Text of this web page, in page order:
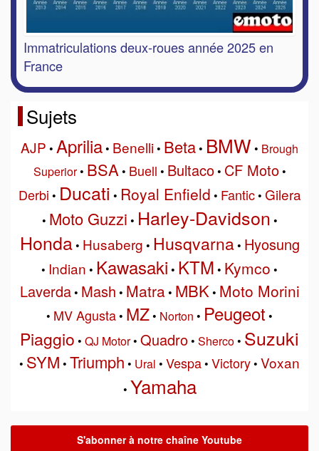
Immatriculations deux-roues année 2025 en
France
Sujets
AJP • Aprilia• Benelli• Beta• BMW • Brough
Superior• BSA• Buell • Bultaco• CF Moto•
Derbi • Ducati • Royal Enfield • Fantic• Gilera
• Moto Guzzi • Harley-Davidson •
Honda• Husaberg • Husqvarna• Hyosung
• Indian • Kawasaki • KTM • Kymco •
Laverda• Mash • Matra• MBK• Moto Morini
• MV Agusta• MZ• Norton • Peugeot •
Piaggio • QJ Motor• Quadro• Sherco• Suzuki
• SYM • Triumph • Ural • Vespa• Victory• Voxan
• Yamaha